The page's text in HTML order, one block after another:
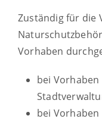
Zuständig für die
Vorhaben
bei
bei